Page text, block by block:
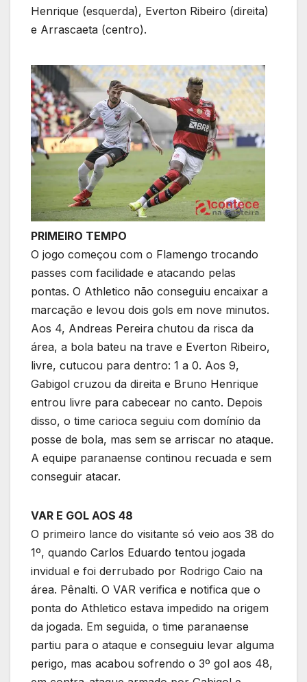
Henrique (esquerda), Everton Ribeiro (direita)
e Arrascaeta (centro).
PRIMEIRO TEMPO
O jogo começou com o Flamengo trocando
passes com facilidade e atacando pelas
pontas. O Athletico não conseguiu encaixar a
marcação e levou dois gols em nove minutos.
Aos 4, Andreas Pereira chutou da risca da
área, a bola bateu na trave e Everton Ribeiro,
livre, cutucou para dentro: 1 a 0. Aos 9,
Gabigol cruzou da direita e Bruno Henrique
entrou livre para cabecear no canto. Depois
disso, o time carioca seguiu com domínio da
posse de bola, mas sem se arriscar no ataque.
A equipe paranaense continou recuada e sem
conseguir atacar.
VAR E GOL AOS 48
O primeiro lance do visitante só veio aos 38 do
1º, quando Carlos Eduardo tentou jogada
invidual e foi derrubado por Rodrigo Caio na
área. Pênalti. O VAR verifica e notifica que o
ponta do Athletico estava impedido na origem
da jogada. Em seguida, o time paranaense
partiu para o ataque e conseguiu levar alguma
perigo, mas acabou sofrendo o 3º gol aos 48,